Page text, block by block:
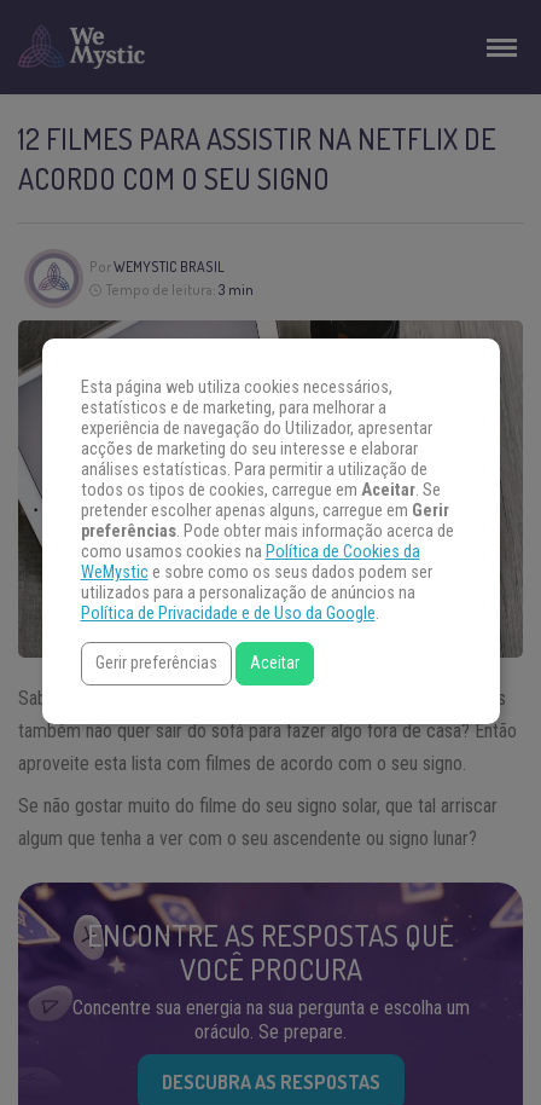
12 FILMES PARA ASSISTIR NA NETFLIX DE
ACORDO COM O SEU SIGNO
PorWEMYSTIC BRASIL
Tempo de leitura: 3 min
Sabe aquele dia que você não sabe o que assistir na Netflix, mas
também não quer sair do sofá para fazer algo fora de casa? Então
aproveite esta lista com filmes de acordo com o seu signo.
Se não gostar muito do filme do seu signo solar, que tal arriscar
algum que tenha a ver com o seu ascendente ou signo lunar?
ENCONTRE AS RESPOSTAS QUE
VOCÊ PROCURA
Concentre sua energia na sua pergunta e escolha um
oráculo. Se prepare.
DESCUBRA AS RESPOSTAS
Esta página web utiliza cookies necessários,
estatísticos e de marketing, para melhorar a
experiência de navegação do Utilizador, apresentar
acções de marketing do seu interesse e elaborar
análises estatísticas. Para permitir a utilização de
todos os tipos de cookies, carregue em Aceitar. Se
pretender escolher apenas alguns, carregue em Gerir
preferências. Pode obter mais informação acerca de
como usamos cookies na Política de Cookies da
WeMystice sobre como os seus dados podem ser
utilizados para a personalização de anúncios na
Política de Privacidade e de Uso da Google.
Gerir preferências Aceitar